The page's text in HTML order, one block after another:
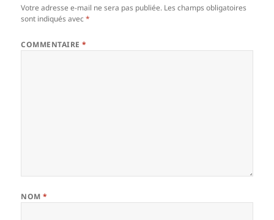
Votre adresse e-mail ne sera pas publiée. Les champs obligatoires
sont indiqués avec*
COMMENTAIRE*
NOM*